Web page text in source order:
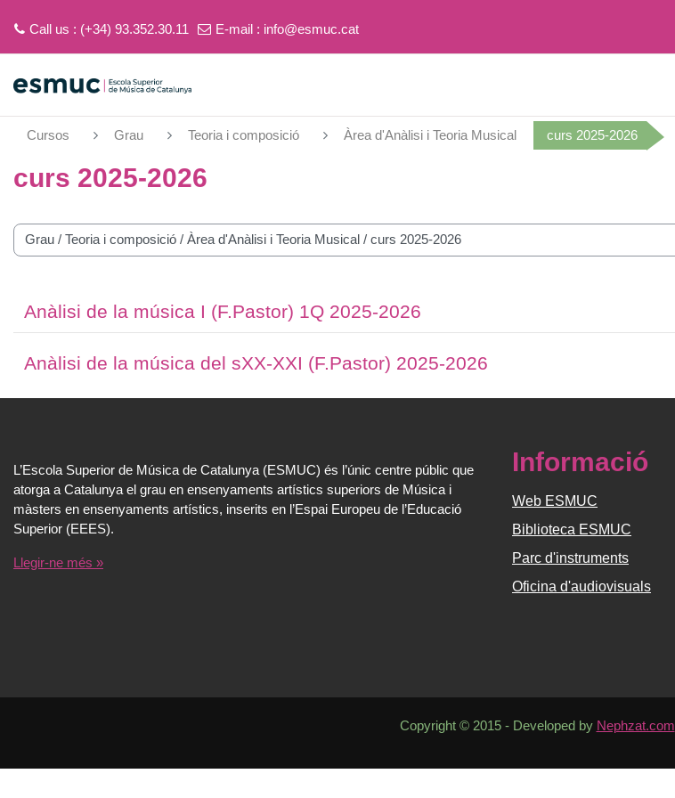
Call us : (+34) 93.352.30.11 E-mail : info@esmuc.cat
Cursos Grau Teoria i composició Àrea d'Anàlisi i Teoria Musical curs 2025-2026
curs 2025-2026
de cursos
Anàlisi de la música I (F.Pastor) 1Q 2025-2026
Anàlisi de la música del sXX-XXI (F.Pastor) 2025-2026
L’Escola Superior de Música de Catalunya (ESMUC) és l’únic centre públic que
atorga a Catalunya el grau en ensenyaments artístics superiors de Música i
màsters en ensenyaments artístics, inserits en l’Espai Europeu de l’Educació
Superior (EEES).
Llegir-ne més »
Informació
Web ESMUC
Biblioteca ESMUC
Parc d'instruments
Oficina d'audiovisuals
Copyright © 2015 - Developed by Nephzat.com